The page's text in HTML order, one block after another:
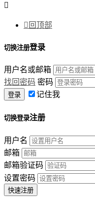

 回顶部
切换注册登录
用户名或邮箱
找回密码 密码
记住我
切换登录注册
用户名
邮箱
邮箱验证码
设置密码